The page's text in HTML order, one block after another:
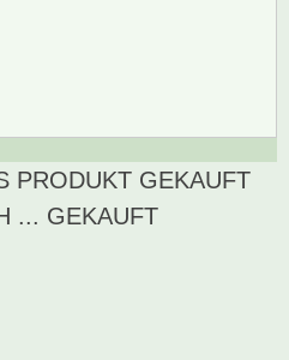
SCHREIBEN
PRODUKT GEKAUFT
... GEKAUFT